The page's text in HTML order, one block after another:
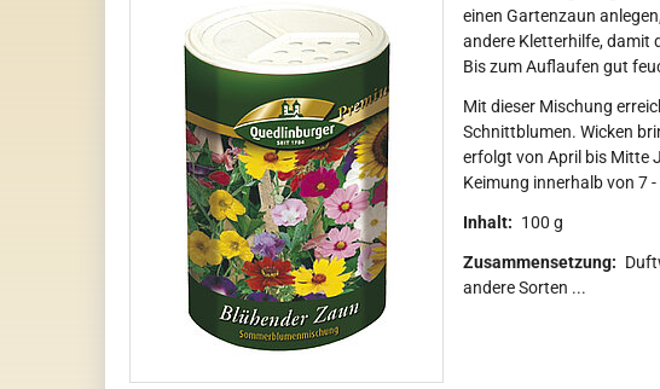
einen Gartenzaun
andere Kletterhilfe, damit
Bis zum Auflaufen gut
Mit dieser Mischung
Schnittblumen. Wicken
erfolgt von April bis Mitte
Keimung innerhalb von 7
Inhalt: 100 g
Zusammensetzung:
andere Sorten ...